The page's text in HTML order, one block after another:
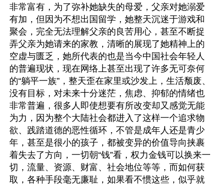
非常富有，为了弥补她缺失的母爱，父亲对她溺爱
有加，但因为不想出国留学，她整天沉迷于游戏和
聚会，完全无法理解父亲的良苦用心，甚至不断捉
弄父亲为她请来的家教，清晰的展现了她精神上的
空虚与匮乏，她所代表的也是当今中国社会年轻人
的普遍现状，现在网络上甚至出现了许多无可奈何
的“躺平一族”，整天歪在家里或沙发上，生活颓废、
没有目标，对未来十分迷茫，焦虑、抑郁的情绪也
非常普遍，很多人即使想要有所改变却又感觉无能
为力，因为整个大陆社会都进入了这样一个追求物
欲、践踏道德的恶性循环，不管是成年人还是青少
年，甚至是很小的孩子，都被变异的价值导向挟裹
着失去了方向，一切朝“钱”看，权力金钱可以换来一
切，流量、资源、财富、社会地位等等，而如何获
取，各种手段毫无廉耻，如果看不惯这些，似乎就